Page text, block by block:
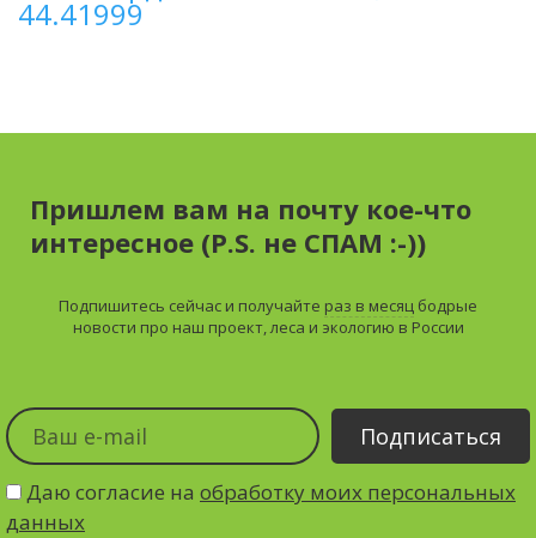
44.41999
Пришлем вам на почту кое-что
интересное (P.S. не СПАМ :-))
Подпишитесь сейчас и получайте раз в месяц бодрые
новости про наш проект, леса и экологию в России
Даю согласие на обработку моих персональных
данных